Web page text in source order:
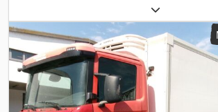
3 ašys
tipas:automatinis, emisijos klasė:Euro 6,
bendras plotis:2 600 mm, bendras aukštis: 3
erdvės tūris:50 m³, krovimo vietos ilgis: 9 050 mm
skyriaus plotis:2 500 mm, krovos erdvės aukštis:
Gamybos metai:
2014, Įranga: ABS, galinis